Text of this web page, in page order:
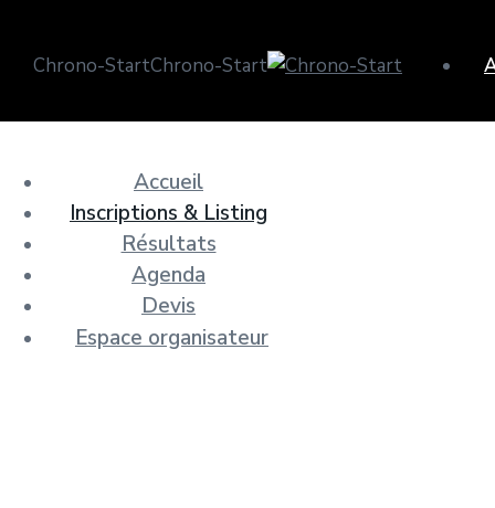
Chrono-StartChrono-Start
Accueil
Inscriptions & Listing
Résultats
Agenda
Devis
Espace organisateur